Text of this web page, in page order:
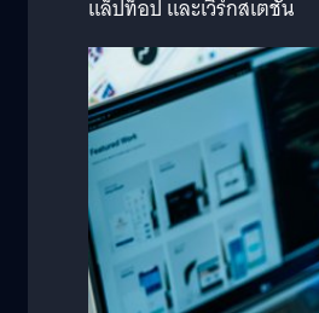
แล็ปท็อป และเวิร์กสเตชัน